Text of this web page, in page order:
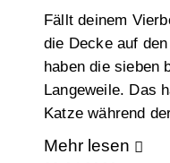
Fällt deinem
die Decke auf
haben die sieben
Langeweile. Das
Katze während
Mehr lesen